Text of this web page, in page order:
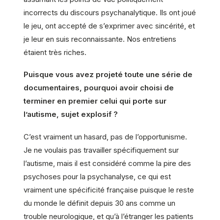
incorrects du discours psychanalytique. Ils ont joué
le jeu, ont accepté de s’exprimer avec sincérité, et
je leur en suis reconnaissante. Nos entretiens
étaient très riches.
Puisque vous avez projeté toute une série de
documentaires, pourquoi avoir choisi de
terminer en premier celui qui porte sur
l’autisme, sujet explosif ?
C’est vraiment un hasard, pas de l’opportunisme.
Je ne voulais pas travailler spécifiquement sur
l’autisme, mais il est considéré comme la pire des
psychoses pour la psychanalyse, ce qui est
vraiment une spécificité française puisque le reste
du monde le définit depuis 30 ans comme un
trouble neurologique, et qu’à l’étranger les patients